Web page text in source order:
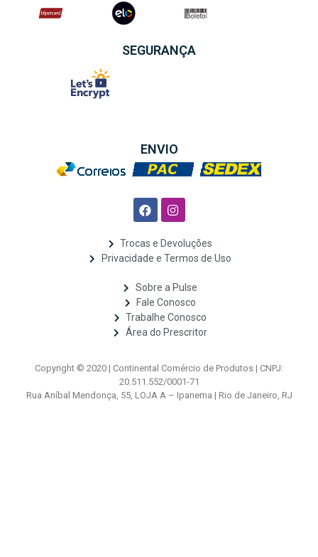
SEGURANÇA
Sobre a Pulse
Fale Conosco
Trabalhe Conosco
Área do Prescritor
Trocas e Devoluções
Privacidade e Termos de Uso
ENVIO
Copyright © 2020 | Continental Comércio de Produtos | CNPJ:
20.511.552/0001-71
Rua Aníbal Mendonça, 55, LOJA A – Ipanema | Rio de Janeiro, RJ